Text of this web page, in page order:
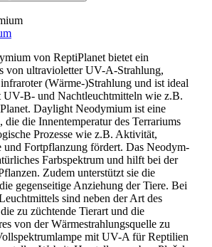
von ReptiPlanet bietet ein
von ultravioletter UV-A-Strahlung,
(Wärme-)Strahlung und ist ideal
B- und Nachtleuchtmitteln wie z.B.
Daylight Neodymium ist eine
die die Innentemperatur des Terrariums
Prozesse wie z.B. Aktivität,
und Fortpflanzung fördert. Das Neodym-
Farbspektrum und hilft bei der
Zudem unterstützt sie die
gegenseitige Anziehung der Tiere. Bei
sind neben der Art des
zu züchtende Tierart und die
von der Wärmestrahlungsquelle zu
mit UV-A für Reptilien